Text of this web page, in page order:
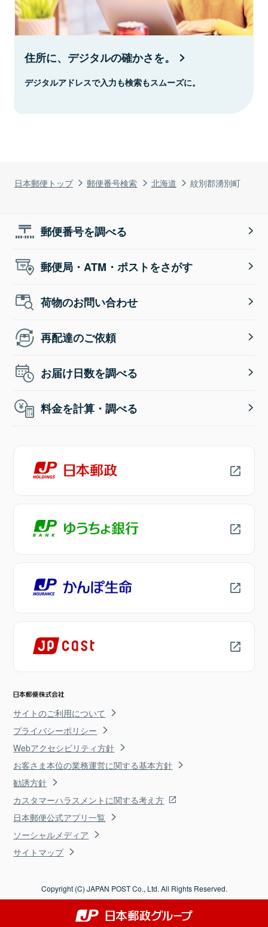
日本郵便トップ 郵便番号検索 北海道 紋別郡湧別町
住所に、デジタルの確かさを。
デジタルアドレスで入力も検索もスムーズに。
郵便番号を調べる
郵便局・ATM・ポストをさがす
荷物のお問い合わせ
再配達のご依頼
お届け日数を調べる
料金を計算・調べる
サイトのご利用について
プライバシーポリシー
Webアクセシビリティ方針
お客さま本位の業務運営に関する基本方針
勧誘方針
カスタマーハラスメントに関する考え方
日本郵便公式アプリ一覧
ソーシャルメディア
サイトマップ
Copyright (C) JAPAN POST Co., Ltd. All Rights Reserved.